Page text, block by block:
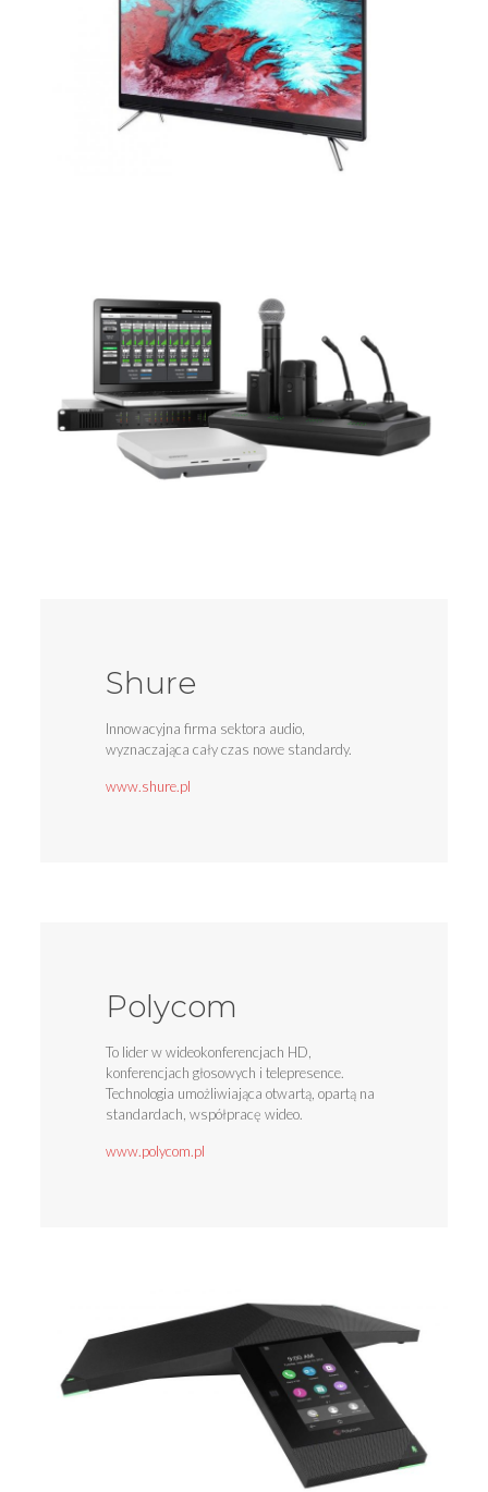
Shure
Innowacyjna firma sektora audio,
wyznaczająca cały czas nowe standardy.
www.shure.pl
Polycom
To lider w wideokonferencjach HD,
konferencjach głosowych i telepresence.
Technologia umożliwiająca otwartą, opartą na
standardach, współpracę wideo.
www.polycom.pl